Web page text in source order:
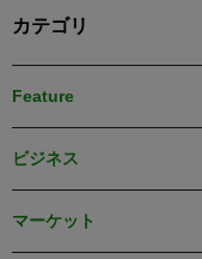
カテゴリ
Feature
ビジネス
マーケット